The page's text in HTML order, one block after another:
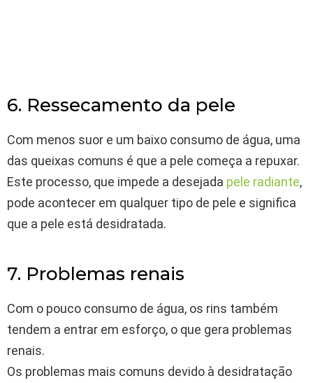
6. Ressecamento da pele
Com menos suor e um baixo consumo de água, uma
das queixas comuns é que a pele começa a repuxar.
Este processo, que impede a desejada pele radiante,
pode acontecer em qualquer tipo de pele e significa
que a pele está desidratada.
7. Problemas renais
Com o pouco consumo de água, os rins também
tendem a entrar em esforço, o que gera problemas
renais.
Os problemas mais comuns devido à desidratação